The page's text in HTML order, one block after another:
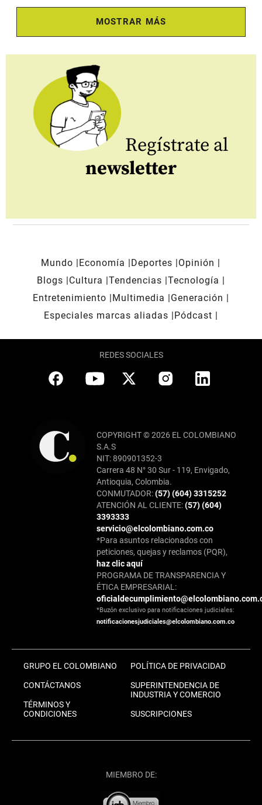
MOSTRAR MÁS
Regístrate al
newsletter
Mundo Economía Deportes
Opinión
Blogs
Cultura Tendencias Tecnología
Entretenimiento
Multimedia
Generación
Especiales marcas aliadas
Pódcast
REDES SOCIALES
COPYRIGHT © 2026 EL COLOMBIANO
S.A.S
NIT: 890901352-3
Carrera 48 N° 30 Sur - 119, Envigado,
Antioquia, Colombia.
CONMUTADOR:(57) (604) 3315252
ATENCIÓN AL CLIENTE:(57) (604)
3393333
servicio@elcolombiano.com.co
*Para asuntos relacionados con
peticiones, quejas y reclamos (PQR),
haz clic aquí
PROGRAMA DE TRANSPARENCIA Y
ÉTICA EMPRESARIAL:
*Buzón exclusivo para notificaciones judiciales:
notificacionesjudiciales@elcolombiano.com.co
GRUPO EL COLOMBIANO
CONTÁCTANOS
TÉRMINOS Y
CONDICIONES
POLÍTICA DE PRIVACIDAD
SUPERINTENDENCIA DE
INDUSTRIA Y COMERCIO
SUSCRIPCIONES
MIEMBRO DE: